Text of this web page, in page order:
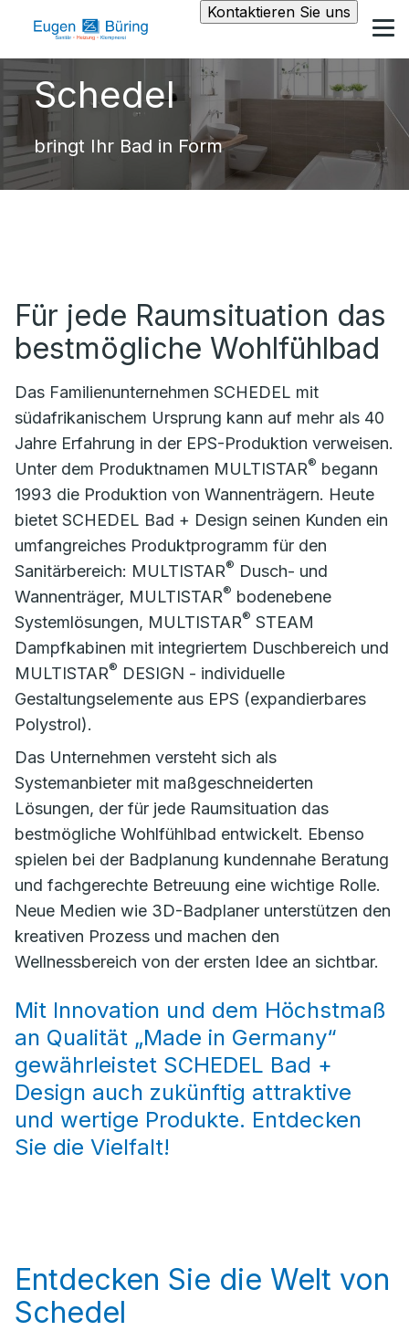
Kontaktieren Sie uns
Schedel
bringt Ihr Bad in Form
Für jede Raumsituation das
bestmögliche Wohlfühlbad
Das Familienunternehmen SCHEDEL mit
südafrikanischem Ursprung kann auf mehr als 40
Jahre Erfahrung in der EPS-Produktion verweisen.
Unter dem Produktnamen MULTISTAR® begann
1993 die Produktion von Wannenträgern. Heute
bietet SCHEDEL Bad + Design seinen Kunden ein
umfangreiches Produktprogramm für den
Sanitärbereich: MULTISTAR® Dusch- und
Wannenträger, MULTISTAR® bodenebene
Systemlösungen, MULTISTAR® STEAM
Dampfkabinen mit integriertem Duschbereich und
MULTISTAR® DESIGN - individuelle
Gestaltungselemente aus EPS (expandierbares
Polystrol).
Das Unternehmen versteht sich als
Systemanbieter mit maßgeschneiderten
Lösungen, der für jede Raumsituation das
bestmögliche Wohlfühlbad entwickelt. Ebenso
spielen bei der Badplanung kundennahe Beratung
und fachgerechte Betreuung eine wichtige Rolle.
Neue Medien wie 3D-Badplaner unterstützen den
kreativen Prozess und machen den
Wellnessbereich von der ersten Idee an sichtbar.
Mit Innovation und dem Höchstmaß
an Qualität „Made in Germany“
gewährleistet SCHEDEL Bad +
Design auch zukünftig attraktive
und wertige Produkte. Entdecken
Sie die Vielfalt!
Entdecken Sie die Welt von
Schedel